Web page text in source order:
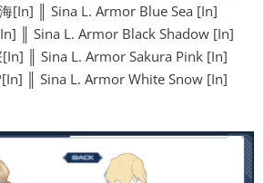
[In] ║ Sina L. Armor Blue Sea [In]
║ Sina L. Armor Black Shadow [In]
║ Sina L. Armor Sakura Pink [In]
║ Sina L. Armor White Snow [In]